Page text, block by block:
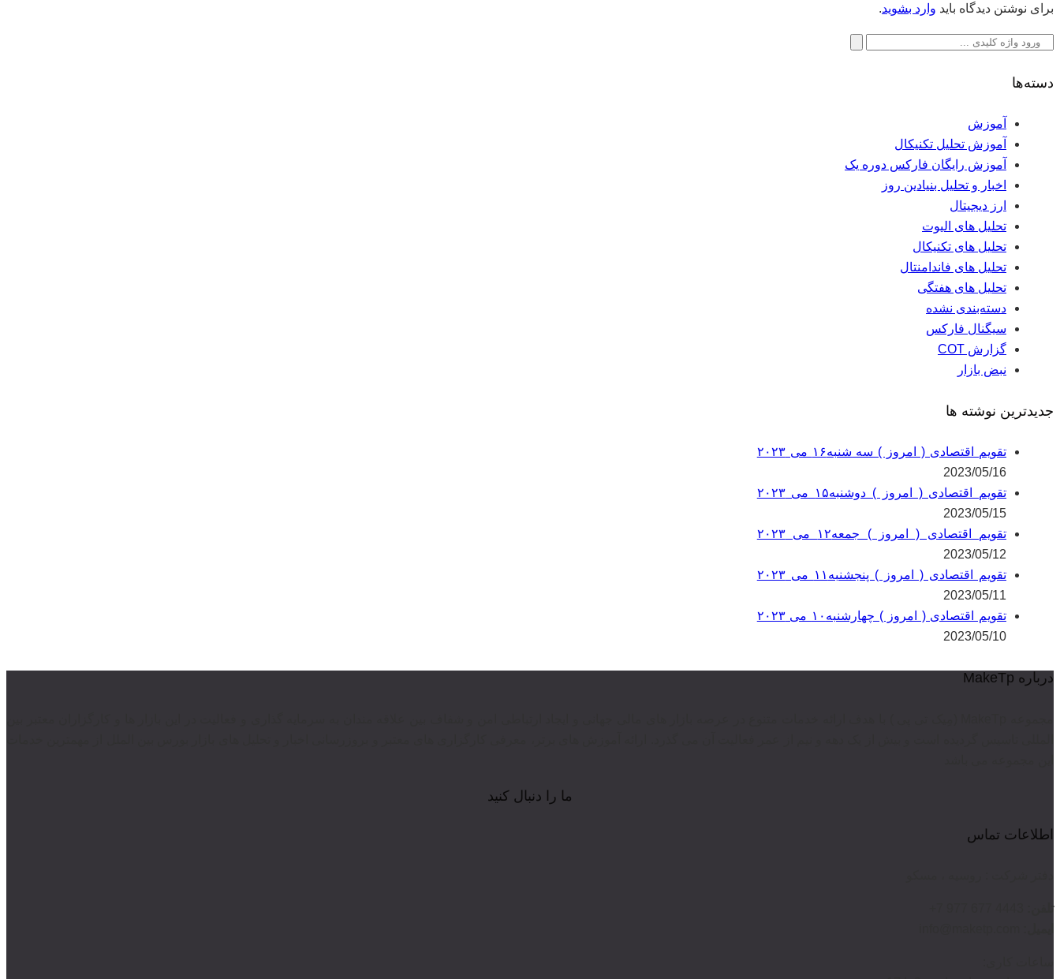
برای نوشتن دیدگاه باید وارد بشوید.
جستجو
دسته‌ها
آموزش
آموزش تحلیل تکنیکال
آموزش رایگان فارکس دوره یک
اخبار و تحلیل بنیادین روز
ارز دیجیتال
تحلیل های الیوت
تحلیل های تکنیکال
تحلیل های فاندامنتال
تحلیل های هفتگی
دسته‌بندی نشده
سیگنال فارکس
گزارش COT
نبض بازار
جدیدترین نوشته ها
تقویم اقتصادی ( امروز ) سه شنبه۱۶ می ۲۰۲۳
2023/05/16
تقویم اقتصادی ( امروز ) دوشنبه۱۵ می ۲۰۲۳
2023/05/15
تقویم اقتصادی ( امروز ) جمعه۱۲ می ۲۰۲۳
2023/05/12
تقویم اقتصادی ( امروز ) پنجشنبه۱۱ می ۲۰۲۳
2023/05/11
تقویم اقتصادی ( امروز ) چهارشنبه۱۰ می ۲۰۲۳
2023/05/10
درباره MakeTp
ما را دنبال کنید
اطلاعات تماس